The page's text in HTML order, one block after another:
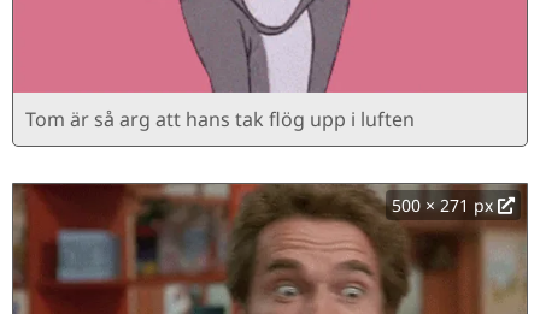
Tom är så arg att hans tak flög upp i luften
500 × 271 px